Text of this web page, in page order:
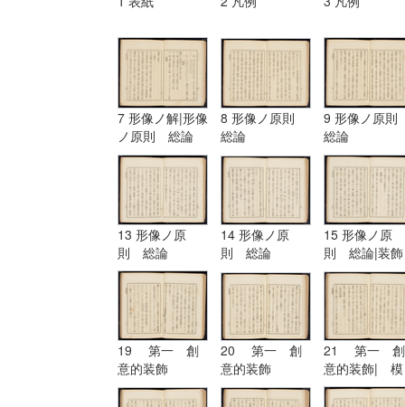
7 形像ノ解|形像
ノ原則 総論
8 形像ノ原則
総論
9 形像ノ原
総論
13 形像ノ原
則 総論
14 形像ノ原
則 総論
15 形像ノ原
則 総論|装飾
ノ原理
19 第一 創
意的装飾
20 第一 創
意的装飾
21 第一 創
意的装飾| 模
擬的装飾